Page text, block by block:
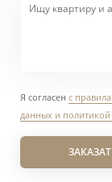
Я согласен с
данных и